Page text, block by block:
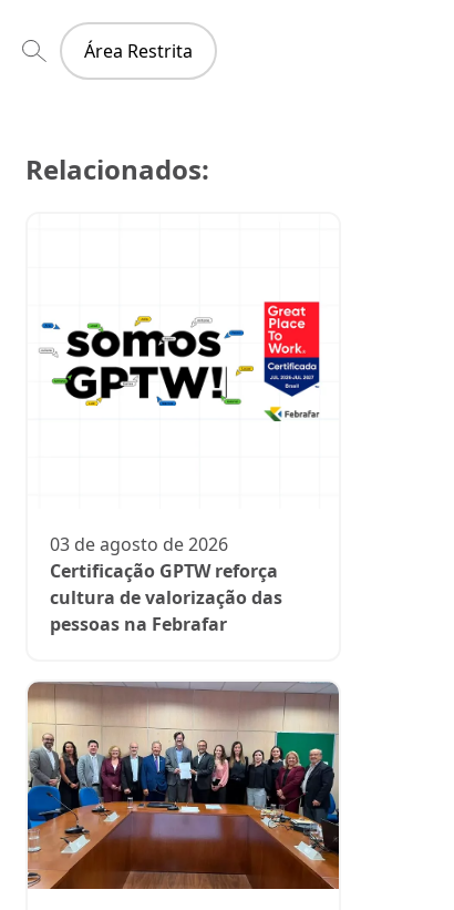
Área Restrita
Relacionados:
03 de agosto de 2026
Certificação GPTW reforça
cultura de valorização das
pessoas na Febrafar